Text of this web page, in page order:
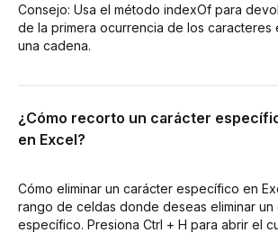
Consejo: Usa el método indexOf para
de la primera ocurrencia de los caracteres
una cadena.
¿Cómo recorto un carácter
en Excel?
Cómo eliminar un carácter específico en
rango de celdas donde deseas eliminar un
específico. Presiona Ctrl + H para abrir el